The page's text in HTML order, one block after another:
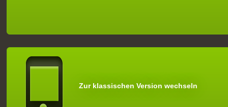
Zur klassischen Version wechseln